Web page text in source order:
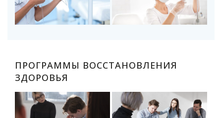
ПРОГРАММЫ ВОССТАНОВЛЕНИЯ
ЗДОРОВЬЯ